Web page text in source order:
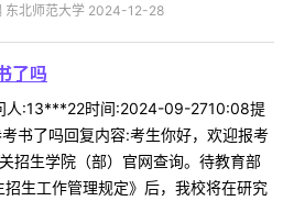
东北师范大学 2024-12-28
了吗
人:13***22时间:2024-09-2710:08提
书了吗回复内容:考生你好，欢迎报考
招生学院（部）官网查询。待教育部
生工作管理规定》后，我校将在研究